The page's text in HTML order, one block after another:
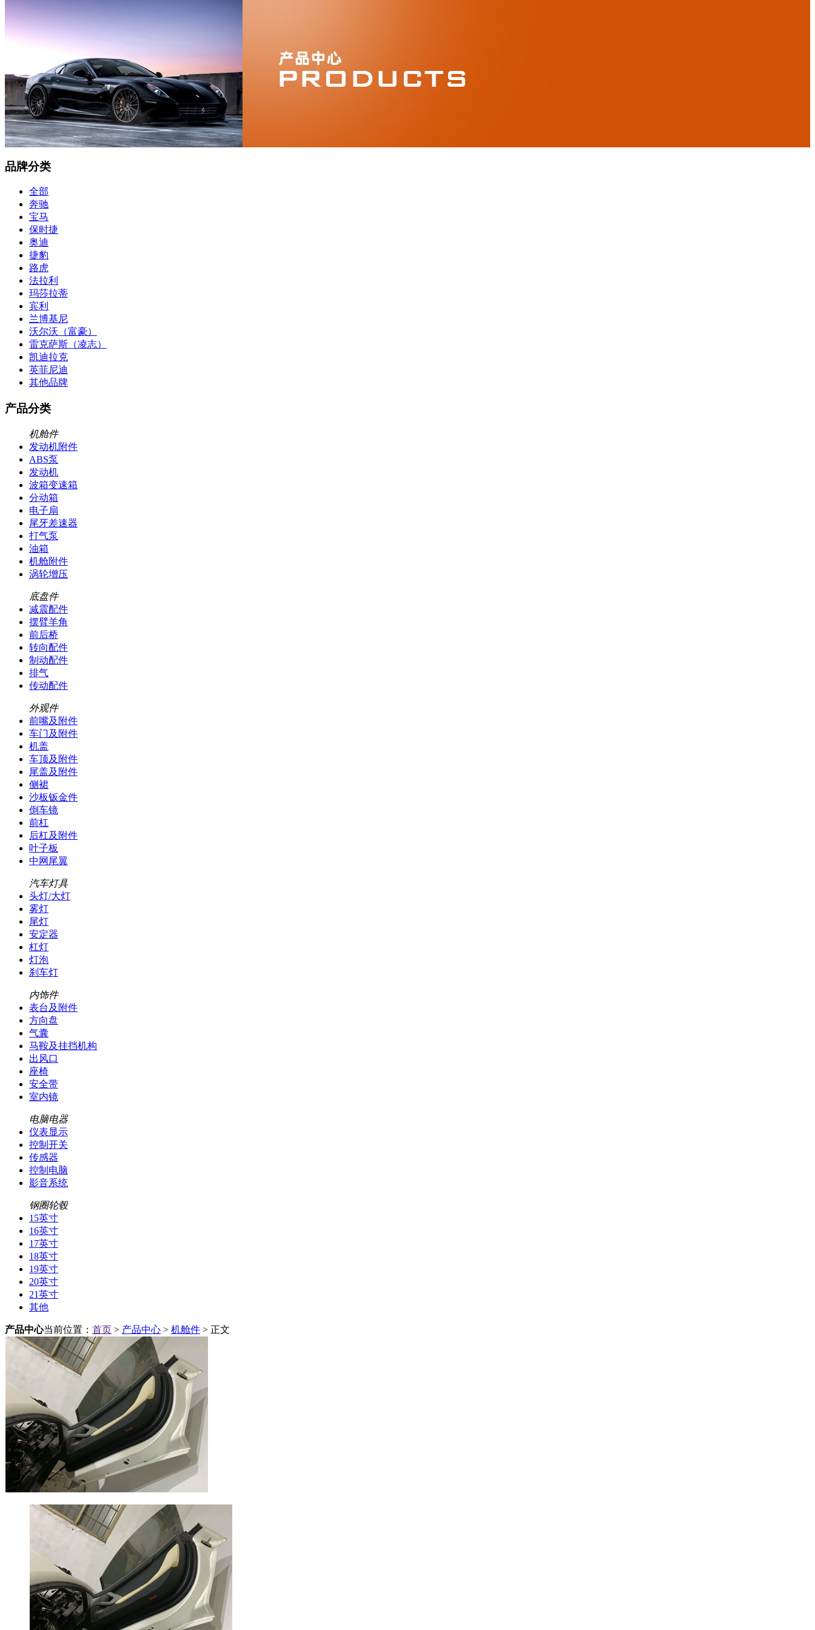
品牌分类
全部
奔驰
宝马
保时捷
奥迪
捷豹
路虎
法拉利
玛莎拉蒂
宾利
兰博基尼
沃尔沃（富豪）
雷克萨斯（凌志）
凯迪拉克
英菲尼迪
其他品牌
产品分类
机舱件
发动机附件
ABS泵
发动机
波箱变速箱
分动箱
电子扇
尾牙差速器
打气泵
油箱
机舱附件
涡轮增压
底盘件
减震配件
摆臂羊角
前后桥
转向配件
制动配件
排气
传动配件
外观件
前嘴及附件
车门及附件
机盖
车顶及附件
尾盖及附件
侧裙
沙板钣金件
倒车镜
前杠
后杠及附件
叶子板
中网尾翼
汽车灯具
头灯/大灯
雾灯
尾灯
安定器
杠灯
灯泡
刹车灯
内饰件
表台及附件
方向盘
气囊
马鞍及挂挡机构
出风口
座椅
安全带
室内镜
电脑电器
仪表显示
控制开关
传感器
控制电脑
影音系统
钢圈轮毂
15英寸
16英寸
17英寸
18英寸
19英寸
20英寸
21英寸
其他
产品中心当前位置： 首页 > 产品中心 > 机舱件 > 正文